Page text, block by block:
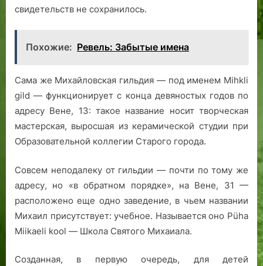
свидетельств не сохранилось.
Похожие: Ревель: Забытые имена
Сама же Михайловская гильдия — под именем Mihkli
gild — функционирует с конца девяностых годов по
адресу Вене, 13: такое название носит творческая
мастерская, выросшая из керамической студии при
Образовательной коллегии Старого города.
Совсем неподалеку от гильдии — почти по тому же
адресу, но «в обратном порядке», на Вене, 31 —
расположено еще одно заведение, в чьем названии
Михаил присутствует: учебное. Называется оно Püha
Miikaeli kool — Школа Святого Михаиала.
Созданная, в первую очередь, для детей